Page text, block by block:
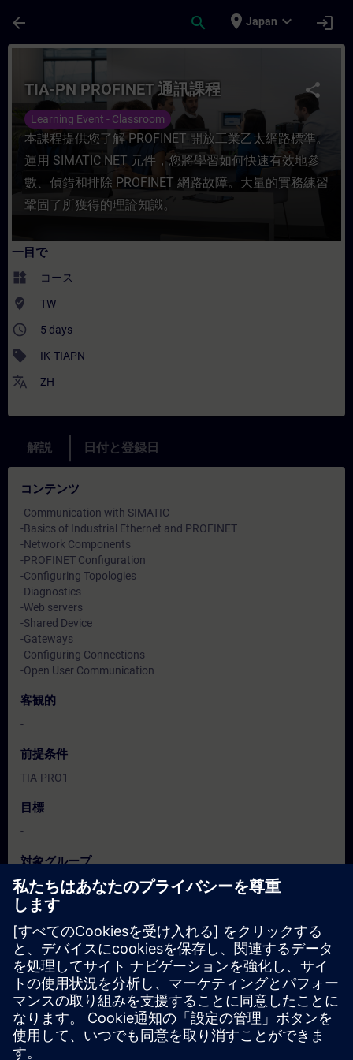
arrow_back search place Japan expand_more login
コース - TIA-PN PROFINET 通訊課程 -
share
TIA-PN PROFINET 通訊課程
Learning Event - Classroom
本課程提供您了解 PROFINET 開放工業乙太網路標準。
運用 SIMATIC NET 元件，您將學習如何快速有效地參
數、偵錯和排除 PROFINET 網路故障。大量的實務練習
鞏固了所獲得的理論知識。
一目で
widgets コース
where_to_vote TW
access_time 5 days
sell IK-TIAPN
translate ZH
解説 日付と登録日
コンテンツ
-Communication with SIMATIC
-Basics of Industrial Ethernet and PROFINET
-Network Components
-PROFINET Configuration
-Configuring Topologies
-Diagnostics
-Web servers
-Shared Device
-Gateways
-Configuring Connections
-Open User Communication
客観的
-
前提条件
TIA-PRO1
目標
-
対象グループ
服務/維護工程人員、程式設計人員、調機/試俥工程人員、操作
人員
日付と登録日
現在利用可能なイベントはありません
コースのリクエストリストに登録していただければ、新しい日
程が決定次第、お知らせいたします。